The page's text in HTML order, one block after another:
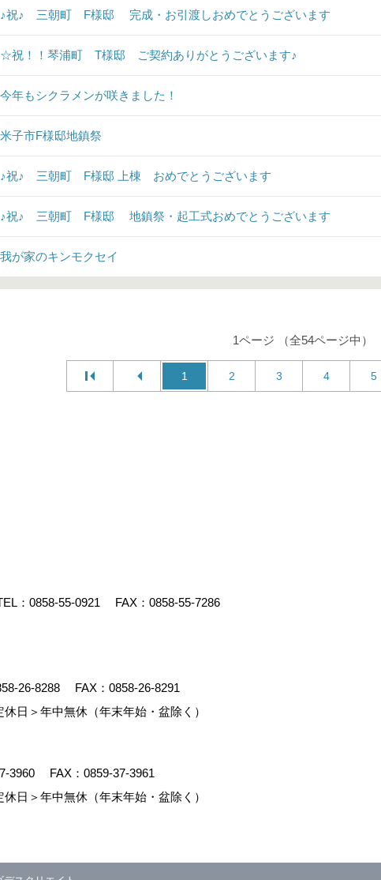
♪祝♪ 三朝町 F様邸 完成・お引渡しおめでとうございます
☆祝！！琴浦町 T様邸 ご契約ありがとうございます♪
今年もシクラメンが咲きました！
米子市F様邸地鎮祭
♪祝♪ 三朝町 F様邸 上棟 おめでとうございます
♪祝♪ 三朝町 F様邸 地鎮祭・起工式おめでとうございます
我が家のキンモクセイ
1ページ （全54ページ中）
1 2 3 4 5
： 0858-55-0921
FAX：0858-55-7286
26-8288
FAX：0858-26-8291
休日＞年中無休（年末年始・盆除く）
3960
FAX：0859-37-3961
休日＞年中無休（年末年始・盆除く）